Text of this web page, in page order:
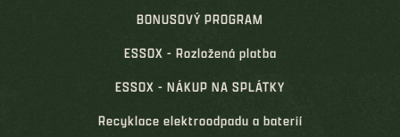
BONUSOVÝ PROGRAM
ESSOX - Rozložená platba
ESSOX - NÁKUP NA SPLÁTKY
Recyklace elektroodpadu a baterií